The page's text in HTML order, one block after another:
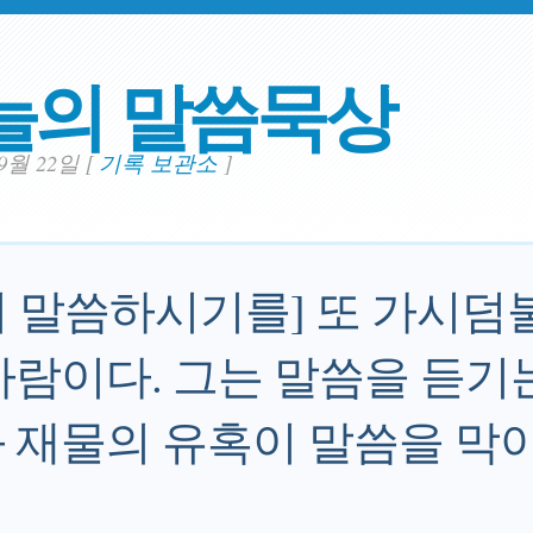
의 말씀묵상
월 22일 [기록 보관소]
말씀하시기를] 또 가시덤
이다. 그는 말씀을 듣기
물의 유혹이 말씀을 막